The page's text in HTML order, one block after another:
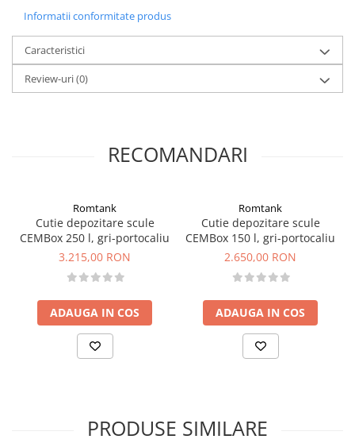
Informatii conformitate produs
Caracteristici
Review-uri(0)
RECOMANDARI
Romtank
Cutie depozitare scule
CEMBox 250 l, gri-portocaliu
3.215,00 RON
ADAUGA IN COS
Romtank
Cutie depozitare scule
CEMBox 150 l, gri-portocaliu
2.650,00 RON
ADAUGA IN COS
PRODUSE SIMILARE